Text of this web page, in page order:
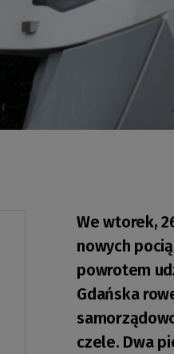
We wtorek,
nowych
powrotem
Gdańska
czele. Dwa